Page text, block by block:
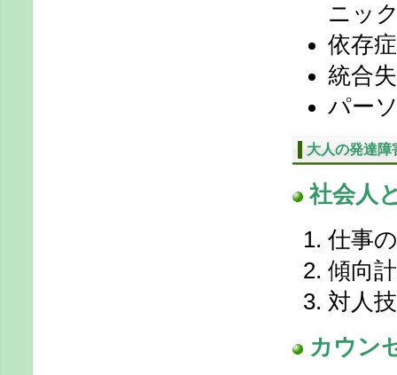
ニッ
依存症
統合
パー
大人の発達障
社会人
仕事
傾向
対人
カウン